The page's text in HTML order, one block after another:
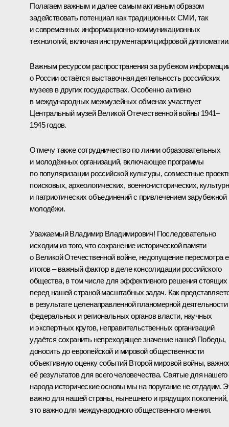
Полагаем важным и далее самым активным образом
задействовать потенциал как традиционных СМИ, так
и современных информационно-коммуникационных
технологий, включая инструментарии цифровой
Важным ресурсом распространения за рубежом
о России остаётся выставочная деятельность российских
музеев в других государствах. Особенно активно
в международных межмузейных обменах участвует
Центральный музей Великой Отечественной войны 1941–
1945 годов.
Отмечу также сотрудничество по линии образовательных
и молодёжных организаций, включающее программы
по популяризации российской культуры, совместные
поисковых, археологических, военно-исторических,
и патриотических объединений с привлечением зарубежной
молодёжи.
Уважаемый Владимир Владимирович! Последовательно
исходим из того, что сохранение исторической памяти
о Великой Отечественной войне, недопущение пересмотра
итогов – важный фактор в деле консолидации российского
общества, в том числе для эффективного решения стоящих
перед нашей страной масштабных задач. Как
в результате целенаправленной планомерной деятельности
федеральных и региональных органов власти, научных
и экспертных кругов, неправительственных организаций
удаётся сохранить непреходящее значение нашей Победы,
доносить до европейской и мировой общественности
объективную оценку событий Второй мировой войны,
её результатов для всего человечества. Святые для нашего
народа исторические основы мы на поругание не отдадим.
важно для нашей страны, нынешнего и грядущих поколений,
это важно для международного общественного мнения.